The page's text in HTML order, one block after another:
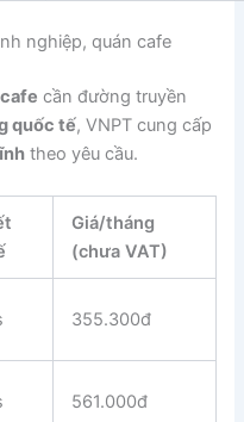
nghiệp, quán cafe
cần đường truyền
quốc tế, VNPT cung cấp
theo yêu cầu.
Giá/tháng
(chưa VAT)
355.300đ
561.000đ